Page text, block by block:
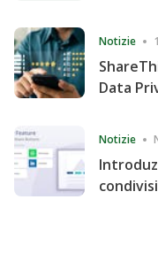
Notizie
Data
Notizie